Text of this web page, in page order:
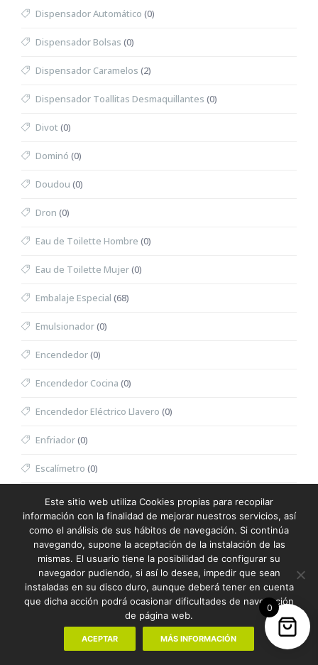
Dispensador Automático (0)
Dispensador Bolsas (0)
Dispensador Caramelos (2)
Dispensador Toallitas Desmaquillantes (0)
Divot (0)
Dominó (0)
Doudou (0)
Dron (0)
Eau de Toilette Hombre (0)
Eau de Toilette Mujer(0)
Embalaje Especial (68)
Emulsionador(0)
Encendedor(0)
Encendedor Cocina (0)
Encendedor Eléctrico Llavero (0)
Enfriador(0)
Escalímetro (0)
Escritura (387)
Escuadra (0)
Espátula Facial (0)
Especiero (0)
Espejo Multifunción
0
Este sitio web utiliza Cookies propias para recopilar
información con la finalidad de mejorar nuestros servicios, así
como el análisis de sus hábitos de navegación. Si continúa
navegando, supone la aceptación de la instalación de las
mismas. El usuario tiene la posibilidad de configurar su
navegador pudiendo, si así lo desea, impedir que sean
instaladas en su disco duro, aunque deberá tener en cuenta
que dicha acción podrá ocasionar dificultades de navegación
de página web.
ACEPTAR MÁS INFORMACIÓN